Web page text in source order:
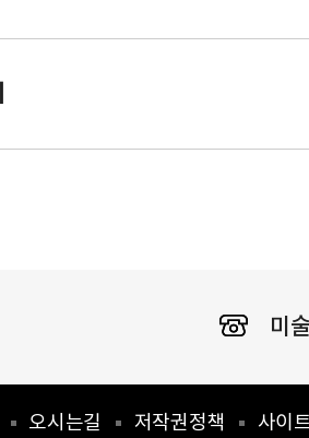
미
오시는길 저작권정책 사이